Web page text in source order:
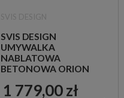
SVIS DESIGN
UMYWALKA
NABLATOWA
BETONOWA ORION
1 779,00 zł